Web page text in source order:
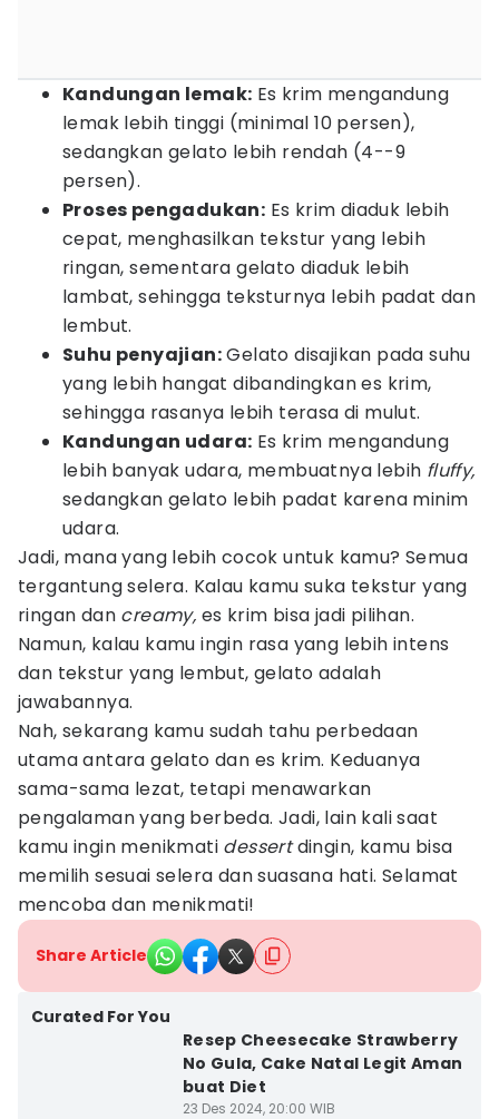
Kandungan lemak: Es krim mengandung
lemak lebih tinggi (minimal 10 persen),
sedangkan gelato lebih rendah (4--9
persen).
Proses pengadukan: Es krim diaduk lebih
cepat, menghasilkan tekstur yang lebih
ringan, sementara gelato diaduk lebih
lambat, sehingga teksturnya lebih padat dan
lembut.
Suhu penyajian:Gelato disajikan pada suhu
yang lebih hangat dibandingkan es krim,
sehingga rasanya lebih terasa di mulut.
Kandungan udara: Es krim mengandung
lebih banyak udara, membuatnya lebih fluffy,
sedangkan gelato lebih padat karena minim
udara.
Jadi, mana yang lebih cocok untuk kamu? Semua
tergantung selera. Kalau kamu suka tekstur yang
ringan dan creamy, es krim bisa jadi pilihan.
Namun, kalau kamu ingin rasa yang lebih intens
dan tekstur yang lembut, gelato adalah
jawabannya.
Nah, sekarang kamu sudah tahu perbedaan
utama antara gelato dan es krim. Keduanya
sama-sama lezat, tetapi menawarkan
pengalaman yang berbeda. Jadi, lain kali saat
kamu ingin menikmati dessertdingin, kamu bisa
memilih sesuai selera dan suasana hati. Selamat
mencoba dan menikmati!
Share Article
Curated For You
Resep Cheesecake Strawberry
No Gula, Cake Natal Legit Aman
buat Diet
23 Des 2024, 20:00 WIB